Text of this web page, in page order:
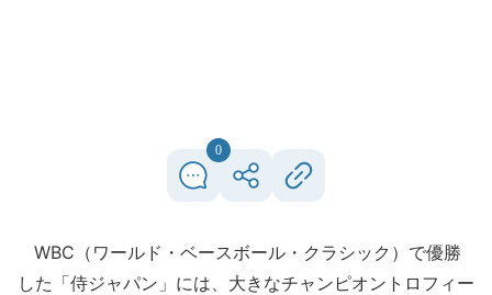
0
WBC（ワールド・ベースボール・クラシック）で優勝
した「侍ジャパン」には、大きなチャンピオントロフィー